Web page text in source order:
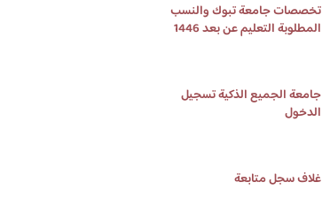
تخصصات جامعة تبوك والنسب
المطلوبة التعليم عن بعد 1446
جامعة الجميع الذكية تسجيل
الدخول
غلاف سجل متابعة